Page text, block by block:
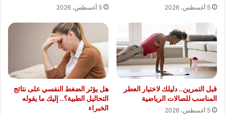
5 أغسطس، 2026 5 أغسطس، 2026
قبل التمرين.. دليلك لاختيار العطر
المناسب للصالات الرياضية
5 أغسطس، 2026
هل يؤثر الضغط النفسي على نتائج
التحاليل الطبية؟.. إليك ما يقوله
الخبراء